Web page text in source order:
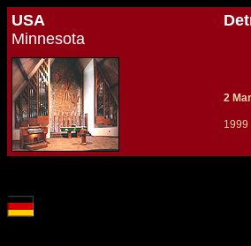
USA
Minnesota
2
1999